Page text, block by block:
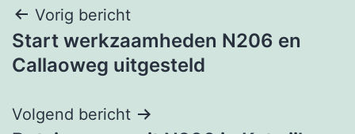
Bericht
navigatie
Vorig bericht
Start werkzaamheden N206 en
Callaoweg uitgesteld
Volgend bericht